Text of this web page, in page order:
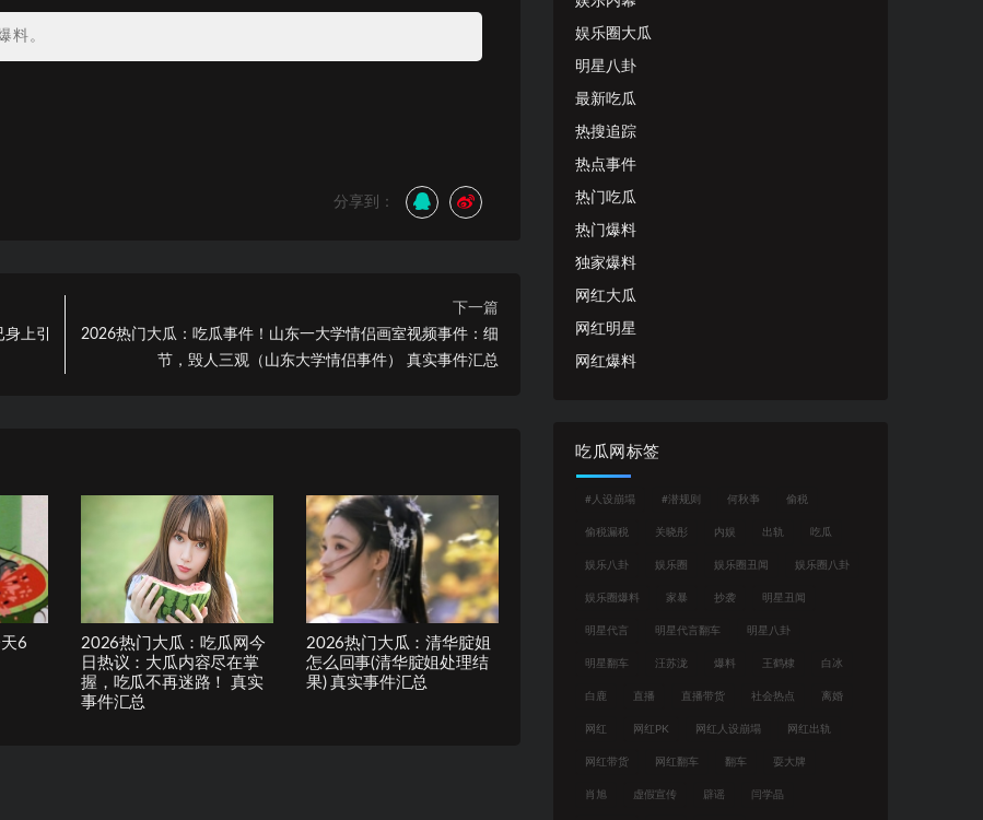
料。
分享到：
上引
下一篇
2026热门大瓜：吃瓜事件！山东一大学情侣画室视频事件：细
节，毁人三观（山东大学情侣事件） 真实事件汇总
6
2026热门大瓜：吃瓜网今
日热议：大瓜内容尽在掌
握，吃瓜不再迷路！ 真实
事件汇总
2026热门大瓜：清华腚姐
怎么回事(清华腚姐处理结
果) 真实事件汇总
娱乐圈大瓜
明星八卦
最新吃瓜
热搜追踪
热点事件
热门吃瓜
热门爆料
独家爆料
网红大瓜
网红明星
网红爆料
吃瓜网标签
#人设崩塌 #潜规则 何秋亊 偷税
偷税漏税 关晓彤 内娱 出轨 吃瓜
娱乐八卦 娱乐圈 娱乐圈丑闻 娱乐圈八卦
娱乐圈爆料 家暴 抄袭 明星丑闻
明星代言 明星代言翻车 明星八卦
明星翻车 汪苏泷 爆料 王鹤棣 白冰
白鹿 直播 直播带货 社会热点 离婚
网红 网红PK 网红人设崩塌 网红出轨
网红带货 网红翻车 翻车 耍大牌
肖旭 虚假宣传 辟谣 闫学晶